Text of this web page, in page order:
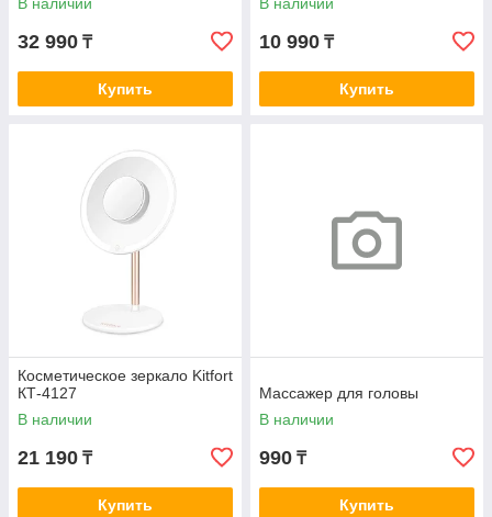
32 990 ₸
Купить
10 990 ₸
Купить
Косметическое зеркало Kitfort
КТ-4127
В наличии
21 190 ₸
Купить
Массажер для головы
В наличии
990 ₸
Купить